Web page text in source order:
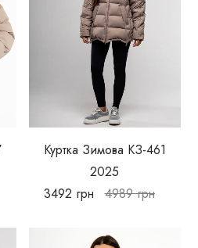
Куртка Зимова КЗ-461
2025
3492 грн 4989грн